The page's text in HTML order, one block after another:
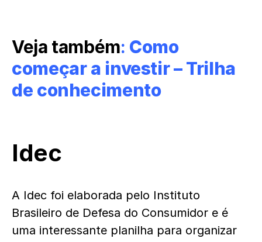
Veja também: Como
começar a investir – Trilha
de conhecimento
Idec
A Idec foi elaborada pelo Instituto
Brasileiro de Defesa do Consumidor e é
uma interessante planilha para organizar